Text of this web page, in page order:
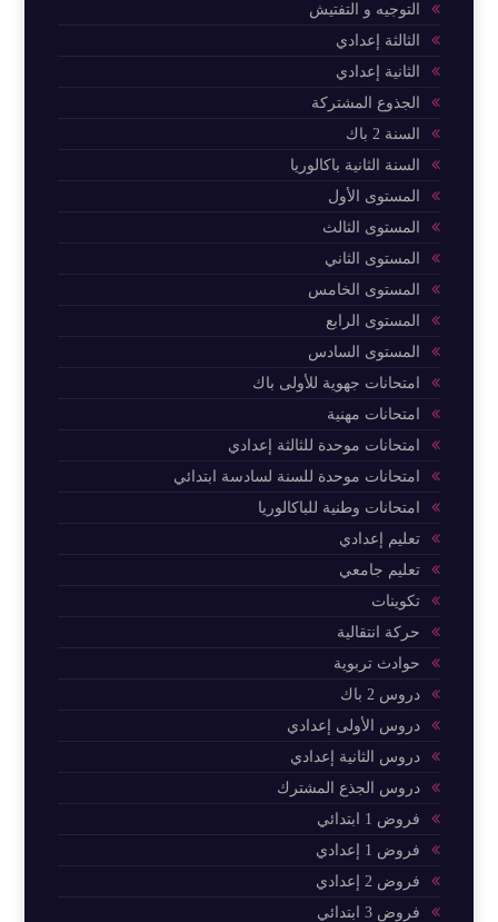
التوجيه و التفتيش
الثالثة إعدادي
الثانية إعدادي
الجذوع المشتركة
السنة 2 باك
السنة الثانية باكالوريا
المستوى الأول
المستوى الثالث
المستوى الثاني
المستوى الخامس
المستوى الرابع
المستوى السادس
امتحانات جهوية للأولى باك
امتحانات مهنية
امتحانات موحدة للثالثة إعدادي
امتحانات موحدة للسنة لسادسة ابتدائي
امتحانات وطنية للباكالوريا
تعليم إعدادي
تعليم جامعي
تكوينات
حركة انتقالية
حوادث تربوية
دروس 2 باك
دروس الأولى إعدادي
دروس الثانية إعدادي
دروس الجذع المشترك
فروض 1 ابتدائي
فروض 1 إعدادي
فروض 2 إعدادي
فروض 3 ابتدائي